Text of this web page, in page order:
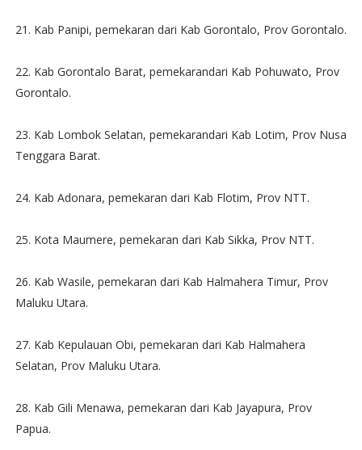
21. Kab Panipi, pemekaran dari Kab Gorontalo, Prov Gorontalo.
22. Kab Gorontalo Barat, pemekarandari Kab Pohuwato, Prov
Gorontalo.
23. Kab Lombok Selatan, pemekarandari Kab Lotim, Prov Nusa
Tenggara Barat.
24. Kab Adonara, pemekaran dari Kab Flotim, Prov NTT.
25. Kota Maumere, pemekaran dari Kab Sikka, Prov NTT.
26. Kab Wasile, pemekaran dari Kab Halmahera Timur, Prov
Maluku Utara.
27. Kab Kepulauan Obi, pemekaran dari Kab Halmahera
Selatan, Prov Maluku Utara.
28. Kab Gili Menawa, pemekaran dari Kab Jayapura, Prov
Papua.